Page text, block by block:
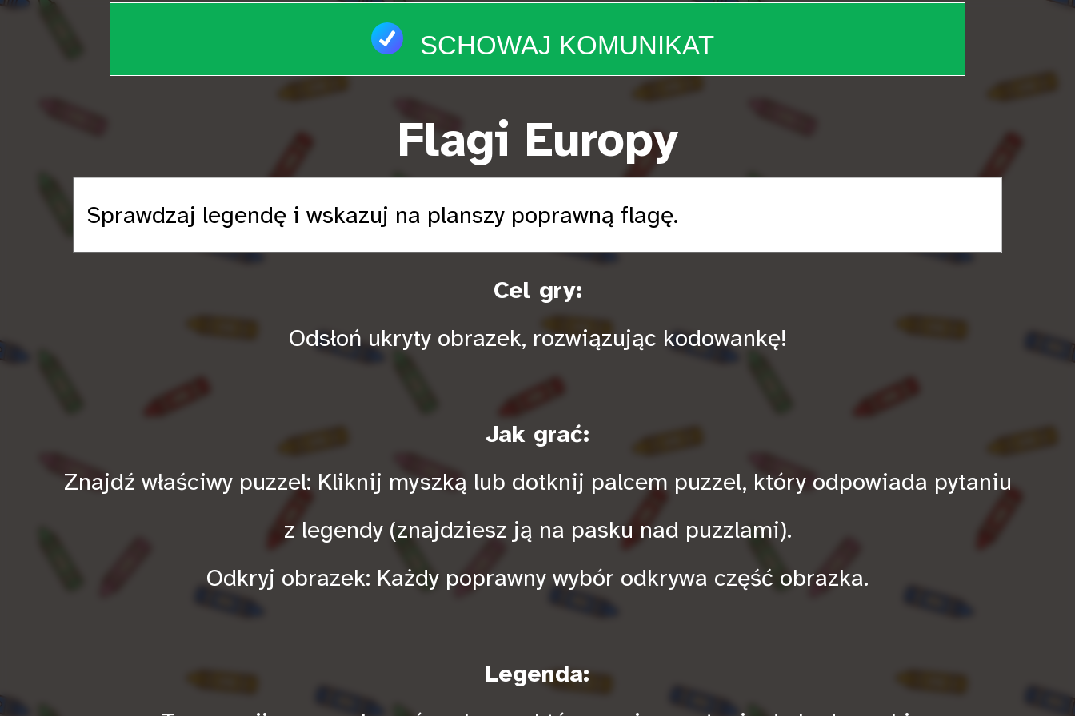
SCHOWAJ KOMUNIKAT
Flagi Europy
Sprawdzaj legendę i wskazuj na planszy poprawną flagę.
Cel gry:
Odsłoń ukryty obrazek, rozwiązując kodowankę!
Jak grać:
Znajdź właściwy puzzel: Kliknij myszką lub dotknij palcem puzzel, który odpowiada pytaniu
z legendy (znajdziesz ją na pasku nad puzzlami).
Odkryj obrazek: Każdy poprawny wybór odkrywa część obrazka.
Legenda: